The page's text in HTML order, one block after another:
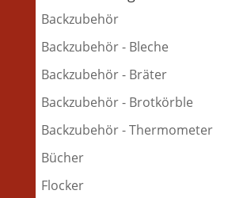
Backzubehör
Backzubehör - Bleche
Backzubehör - Bräter
Backzubehör - Brotkörble
Backzubehör - Thermometer
Bücher
Flocker